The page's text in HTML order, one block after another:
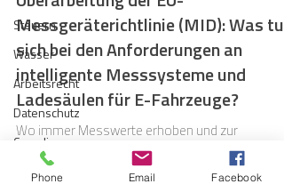
Steuern
Wasser
Arbeitsrecht
Datenschutz
Compliance
Gas
Messgeräterichtlinie (MID): Was tut
sich bei den Anforderungen an
intelligente Messsysteme und
Ladesäulen für E-Fahrzeuge?
Wo immer Messwerte erhoben und zur
Abrechnung von Geschäftsvorgängen verwendet
werden, spielt das Mess- und Eichrecht eine
Phone Email Facebook